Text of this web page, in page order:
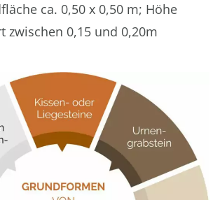
ca. 0,50 x 0,50 m; Höhe
zwischen 0,15 und 0,20m